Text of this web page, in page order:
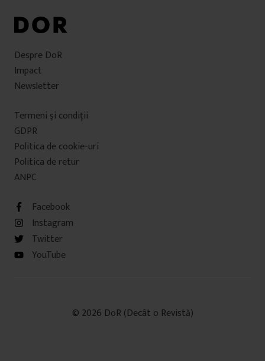
Despre DoR
Impact
Newsletter
Termeni şi condiţii
GDPR
Politica de cookie-uri
Politica de retur
ANPC
Facebook
Instagram
Twitter
YouTube
© 2026 DoR (Decât o Revistă)